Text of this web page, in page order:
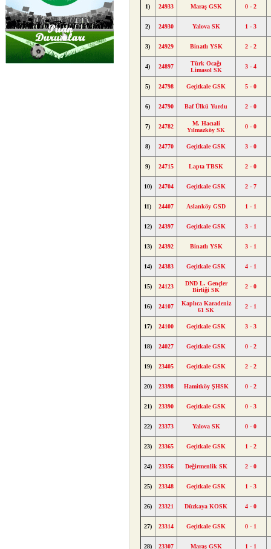
1) 24933 Maraş GSK 0 - 2
2) 24930 Yalova SK 1 - 3
3) 24929 Binatlı YSK 2 - 2
4) 24897
Türk Ocağı
Limasol SK
3 - 4
5) 24798 Geçitkale GSK 5 - 0
6) 24790 Baf Ülkü Yurdu 2 - 0
7) 24782
M. Hacıali
Yılmazköy SK
0 - 0
8) 24770 Geçitkale GSK 3 - 0
9) 24715 Lapta TBSK 2 - 0
10) 24704 Geçitkale GSK 2 - 7
11) 24407 Aslanköy GSD 1 - 1
12) 24397 Geçitkale GSK 3 - 1
13) 24392 Binatlı YSK 3 - 1
14) 24383 Geçitkale GSK 4 - 1
15) 24123
DND L. Gençler
Birliği SK
2 - 0
16) 24107
Kaplıca Karadeniz
61 SK
2 - 1
17) 24100 Geçitkale GSK 3 - 3
18) 24027 Geçitkale GSK 0 - 2
19) 23405 Geçitkale GSK 2 - 2
20) 23398 Hamitköy ŞHSK 0 - 2
21) 23390 Geçitkale GSK 0 - 3
22) 23373 Yalova SK 0 - 0
23) 23365 Geçitkale GSK 1 - 2
24) 23356 Değirmenlik SK 2 - 0
25) 23348 Geçitkale GSK 1 - 3
26) 23321 Düzkaya KOSK 4 - 0
27) 23314 Geçitkale GSK 0 - 1
28) 23307 Maraş GSK 1 - 1